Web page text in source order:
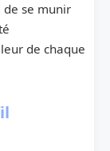
de se munir
de chaque